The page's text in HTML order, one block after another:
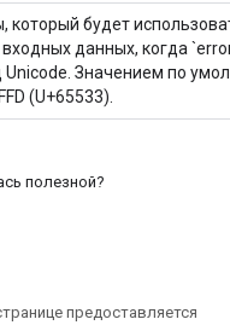
который будет
данных, когда
Unicode. Значением по
(U+65533).
полезной?
предоставляется